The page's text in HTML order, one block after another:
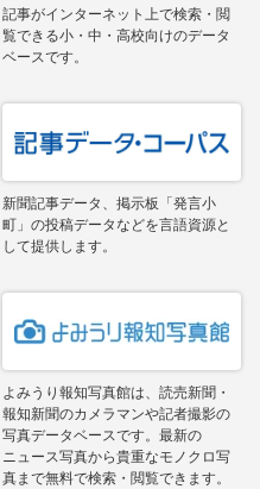
記事がインターネット上で検索・閲
覧できる小・中・高校向けのデータ
ベースです。
新聞記事データ、掲示板「発言小
町」の投稿データなどを言語資源と
して提供します。
よみうり報知写真館は、読売新聞・
報知新聞のカメラマンや記者撮影の
写真データベースです。最新の
ニュース写真から貴重なモノクロ写
真まで無料で検索・閲覧できます。